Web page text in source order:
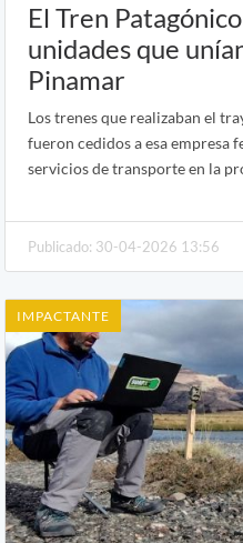
El Tren
unidades que
Pinamar
Los trenes que realizaban el
fueron cedidos a esa empresa
servicios de transporte en la
Publicado: 30-04-2026 13:56
IMPACTANTE